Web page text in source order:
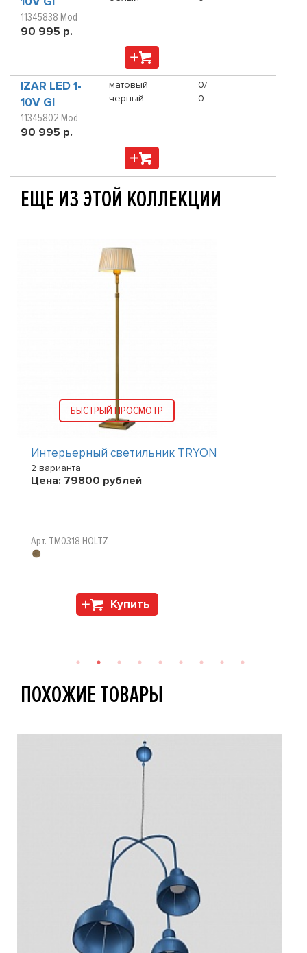
11345838 Mod
90 995 р.
IZAR LED 1-
10V GI
11345802 Mod
90 995 р.
матовый
черный
0/
0
ЕЩЕ ИЗ ЭТОЙ КОЛЛЕКЦИИ
БЫСТРЫЙ ПРОСМОТР
Интерьерный светильник TRYON
2 варианта
Цена: 79800 рублей
Арт. TM0318 HOLTZ
Купить
ПОХОЖИЕ ТОВАРЫ